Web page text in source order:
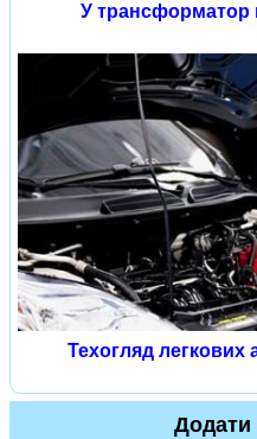
У трансформатор
Техогляд легкових
Додати